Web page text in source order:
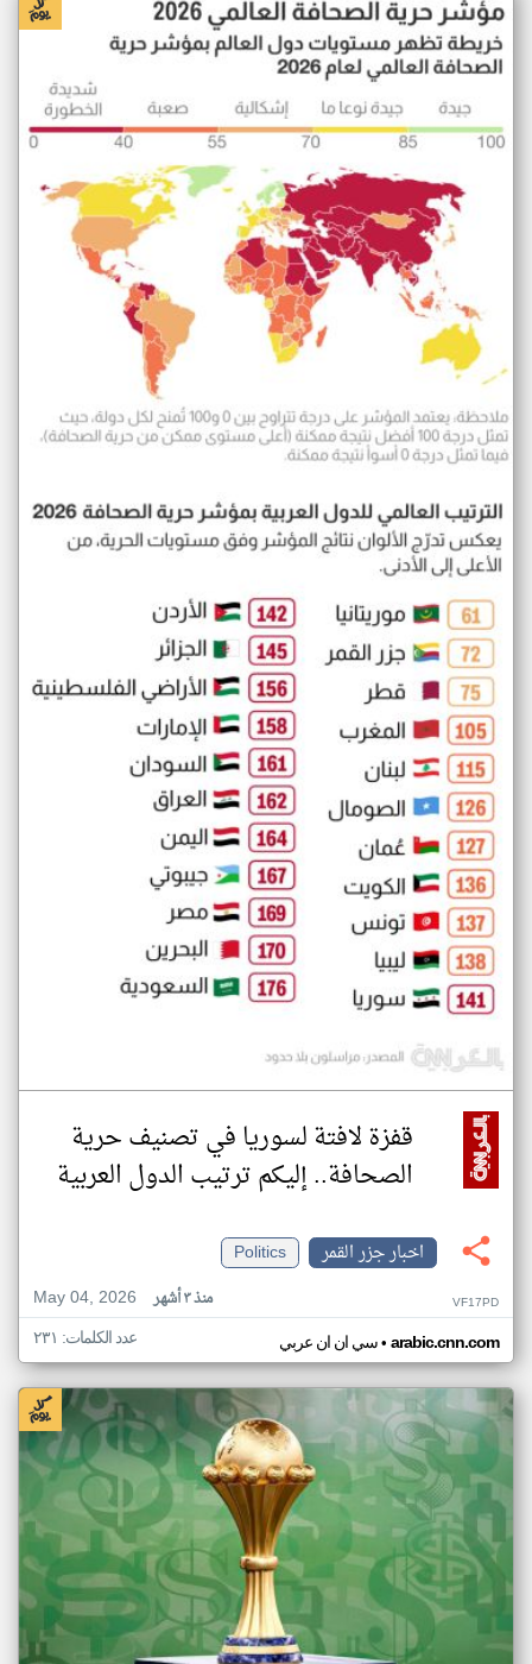
قفزة لافتة لسوريا في تصنيف حرية
الصحافة.. إليكم ترتيب الدول العربية
اخبار جزر القمر
Politics
May 04, 2026
منذ ٣ أشهر VF17PD
سي ان ان عربي• arabic.cnn.com عدد الكلمات: ٢٣١